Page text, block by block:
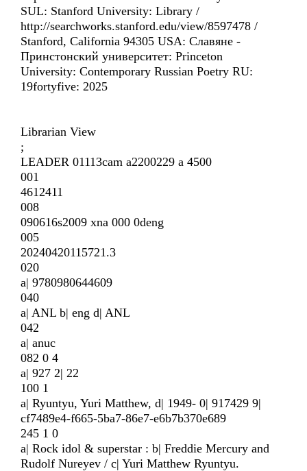
SUL: Stanford University: Library /
http://searchworks.stanford.edu/view/8597478 /
Stanford, California 94305 USA: Славянe -
Принстонский университет: Princeton
University: Contemporary Russian Poetry RU:
19fortyfive: 2025
Librarian View
;
LEADER 01113cam a2200229 a 4500
001
4612411
008
090616s2009 xna 000 0deng
005
20240420115721.3
020
a| 9780980644609
040
a| ANL b| eng d| ANL
042
a| anuc
082 0 4
a| 927 2| 22
100 1
a| Ryuntyu, Yuri Matthew, d| 1949- 0| 917429 9|
cf7489e4-f665-5ba7-86e7-e6b7b370e689
245 1 0
a| Rock idol & superstar : b| Freddie Mercury and
Rudolf Nureyev / c| Yuri Matthew Ryuntyu.